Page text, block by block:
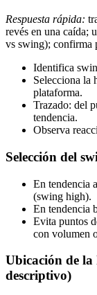
Respuesta rápida:
revés en una caída;
vs swing); confirma
Identifica
Selecciona la
plataforma.
Trazado: del
tendencia.
Observa
Selección del
En tendencia
(swing high).
En tendencia
Evita puntos
con volumen
Ubicación de
descriptivo)